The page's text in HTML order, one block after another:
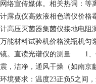
网络宣传媒体。相关热词：等
计露点仪高效液相色谱仪价格
计高压灭菌器集菌仪接地电阻
万能材料试验机价格洗瓶机匀
镜。直读光谱仪的测量 1、
震，洁净，通风干燥（如南京
环境要求：温度23正负5之间